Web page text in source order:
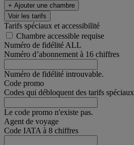
+ Ajouter une chambre
Voir les tarifs
Tarifs spéciaux et accessibilité
Chambre accessible requise
Numéro de fidélité ALL
Numéro d’abonnement à 16 chiffres
Numéro de fidélité introuvable.
Code promo
Codes qui débloquent des tarifs spéciaux
Le code promo n'existe pas.
Agent de voyage
Code IATA à 8 chiffres